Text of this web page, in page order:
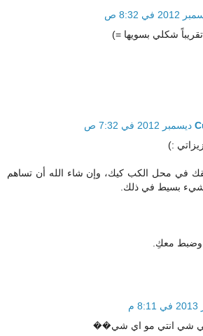
شكلي بسويها =)
:)
في محل الكب كيك، وإن شاء الله أن تساهم
بسيط في ذلك.
وضبط معكِ.
شي انتي مو اي شي��